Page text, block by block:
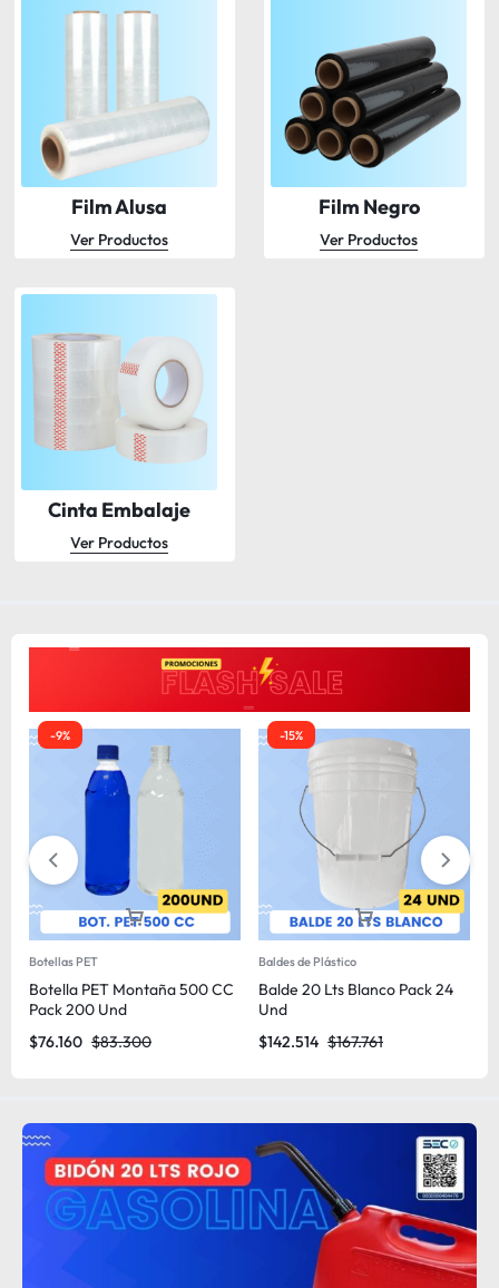
Film Alusa
Ver Productos
Film Negro
Ver Productos
Cinta Embalaje
Ver Productos
-9%
Botellas PET
Botella PET Montaña 500 CC
Pack 200 Und
$83.300
$76.160
-15%
Baldes de Plástico
Balde 20 Lts Blanco Pack 24
Und
$167.761
$142.514